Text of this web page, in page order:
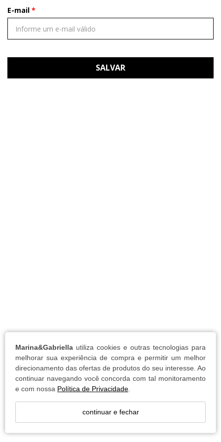
Marina&Gabriella utiliza cookies e outras tecnologias para
melhorar sua experiência de compra e permitir um melhor
direcionamento das ofertas de produtos do seu interesse. Ao
continuar navegando você concorda com tal monitoramento
e com nossa Política de Privacidade
continuar e fechar
E-mail
SALVAR